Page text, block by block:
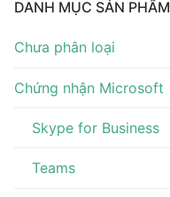
DANH MỤC SẢN PHẨM
Chưa phân loại
Chứng nhận Microsoft
Skype for Business
Teams